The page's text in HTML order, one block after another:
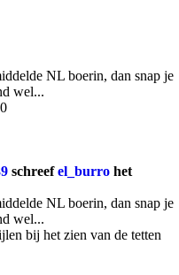
NL boerin, dan snap je
wel...
schreefel_burro het
NL boerin, dan snap je
wel...
bij het zien van de tetten